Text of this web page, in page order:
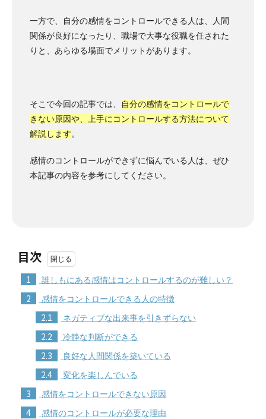
一方で、自分の感情をコントロールできる人は、人間
関係が良好になったり、職場で大事な役職を任された
りと、あらゆる場面でメリットがあります。
そこで今回の記事では、
自分の感情をコントロールで
きない原因や、上手にコントロールする方法について
解説します。
感情のコントロールができずに悩んでいる人は、ぜひ
本記事の内容を参考にしてください。
目次
1 誰しもにある感情はコントロールするのが難しい？
2 感情をコントロールできる人の特徴
2.1 ネガティブな出来事を引きずらない
2.2 冷静な判断ができる
2.3 良好な人間関係を築いている
2.4 変化を楽しんでいる
3 感情をコントロールできない原因
4 感情のコントロールが必要な理由